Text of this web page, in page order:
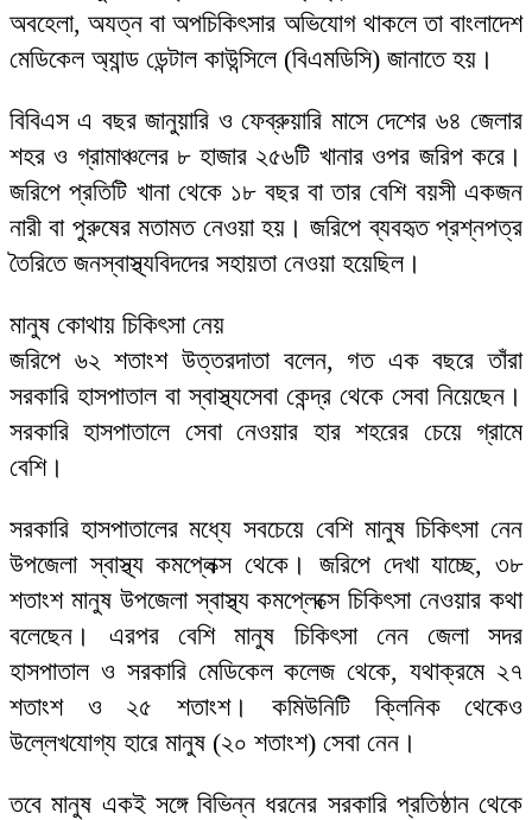
অবহেলা, অযত্ন বা অপচিকিৎসার অভিযোগ থাকলে তা বাংলাদেশ
মেডিকেল অ্যান্ড ডেন্টাল কাউন্সিলে (বিএমডিসি) জানাতে হয়।
বিবিএস এ বছর জানুয়ারি ও ফেব্রুয়ারি মাসে দেশের ৬৪ জেলার
শহর ও গ্রামাঞ্চলের ৮ হাজার ২৫৬টি খানার ওপর জরিপ করে।
জরিপে প্রতিটি খানা থেকে ১৮ বছর বা তার বেশি বয়সী একজন
নারী বা পুরুষের মতামত নেওয়া হয়। জরিপে ব্যবহৃত প্রশ্নপত্র
তৈরিতে জনস্বাস্থ্যবিদদের সহায়তা নেওয়া হয়েছিল।
মানুষ কোথায় চিকিৎসা নেয়
জরিপে ৬২ শতাংশ উত্তরদাতা বলেন, গত এক বছরে তাঁরা
সরকারি হাসপাতাল বা স্বাস্থ্যসেবা কেন্দ্র থেকে সেবা নিয়েছেন।
সরকারি হাসপাতালে সেবা নেওয়ার হার শহরের চেয়ে গ্রামে
বেশি।
সরকারি হাসপাতালের মধ্যে সবচেয়ে বেশি মানুষ চিকিৎসা নেন
উপজেলা স্বাস্থ্য কমপ্লেক্স থেকে। জরিপে দেখা যাচ্ছে, ৩৮
শতাংশ মানুষ উপজেলা স্বাস্থ্য কমপ্লেক্সে চিকিৎসা নেওয়ার কথা
বলেছেন। এরপর বেশি মানুষ চিকিৎসা নেন জেলা সদর
হাসপাতাল ও সরকারি মেডিকেল কলেজ থেকে, যথাক্রমে ২৭
শতাংশ ও ২৫ শতাংশ। কমিউনিটি ক্লিনিক থেকেও
উল্লেখযোগ্য হারে মানুষ (২০ শতাংশ) সেবা নেন।
তবে মানুষ একই সঙ্গে বিভিন্ন ধরনের সরকারি প্রতিষ্ঠান থেকে